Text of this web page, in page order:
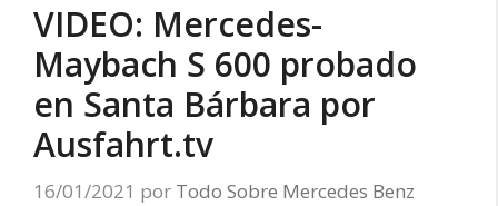
VIDEO: Mercedes-
Maybach S 600 probado
en Santa Bárbara por
Ausfahrt.tv
16/01/2021 por Todo Sobre Mercedes Benz